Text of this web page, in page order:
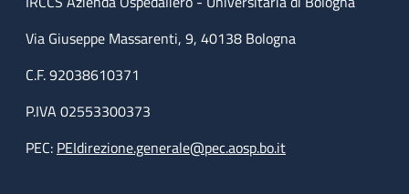
Via Giuseppe Massarenti, 9, 40138 Bologna
C.F. 92038610371
P.IVA 02553300373
PEC: PEIdirezione.generale@pec.aosp.bo.it